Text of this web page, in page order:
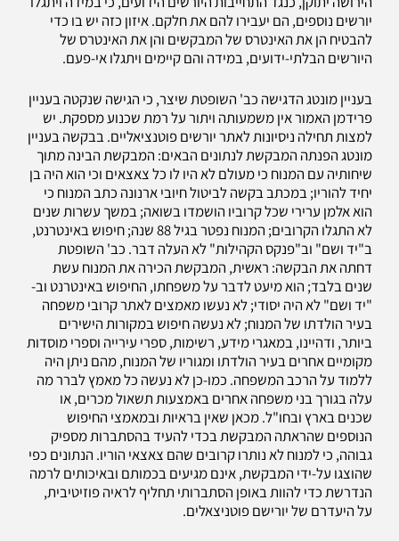
יורשים נוספים, הם יעבירו להם את חלקם. איזון כזה יש בו כדי
להבטיח הן את האינטרס של המבקשים והן את האינטרס של
היורשים הבלתי-ידועים, במידה והם קיימים ויתגלו אי-פעם.
בעניין מונטג הדגישה כב' השופטת שיצר, כי הגישה שנקטה בעניין
פרידמן האמור אין משמעותה ויתור על רמת שכנוע מספקת. יש
למצות תחילה ניסיונות לאתר יורשים פוטנציאליים. בבקשה בעניין
מונטג הפנתה המבקשת לנתונים הבאים: המבקשת הבינה מתוך
שיחותיה עם המנוח כי מעולם לא היו לו כל צאצאים וכי הוא היה בן
יחיד להוריו; במכתב בקשה לביטול חיובי ארנונה כתב המנוח כי
הוא אלמן ערירי שכל קרוביו הושמדו בשואה; במשך עשרות שנים
לא התגלו הקרובים; המנוח נפטר בגיל 88 שנה; חיפוש באינטרנט,
ב"יד ושם" וב"פנקס הקהילות" לא העלה דבר. כב' השופטת
דחתה את הבקשה: ראשית, המבקשת הכירה את המנוח עשת
שנים בלבד; הוא מיעט לדבר על משפחתו, החיפוש באינטרנט וב-
"יד ושם" לא היה יסודי; לא נעשו מאמצים לאתר קרובי משפחה
בעיר הולדתו של המנוח; לא נעשה חיפוש במקורות הישירים
ביותר, ודהיינו, במאגרי מידע, רשימות, ספרי עירייה וספרי מוסדות
מקומיים אחרים בעיר הולדתו ומגוריו של המנוח, מהם ניתן היה
ללמוד על הרכב המשפחה. כמו-כן לא נעשה כל מאמץ לברר מה
עלה בגורך בני משפחה אחרים באמצעות תשאול מכרים, או
שכנים בארץ ובחו"ל. מכאן שאין בראיות ובמאמצי החיפוש
הנוספים שהראתה המבקשת בכדי להעיד בהסתברות מספיק
גבוהה, כי למנוח לא נותרו קרובים שהם צאצאי הוריו. הנתונים כפי
שהוצגו על-ידי המבקשת, אינם מגיעים בכמותם ובאיכותים לרמה
הנדרשת כדי להוות באופן הסתברותי תחליף לראיה פוזיטיבית,
על היעדרם של יורישם פוטניצאלים.